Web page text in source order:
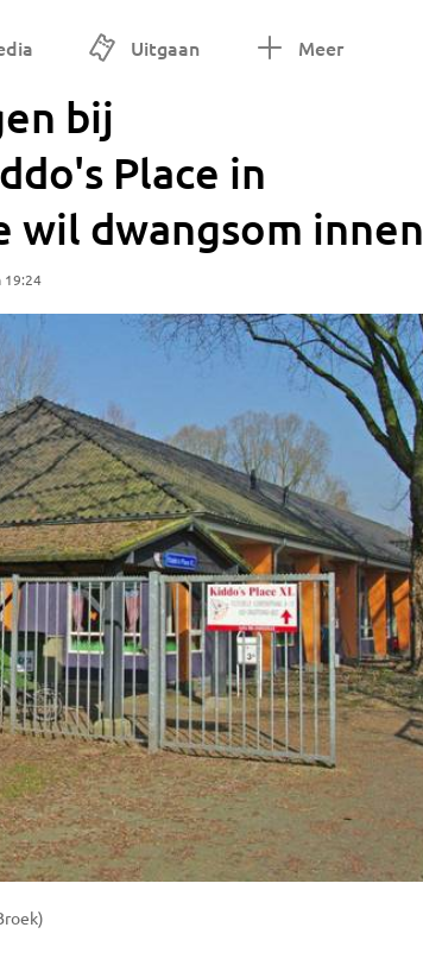
Uitgaan Meer
bij
Place in
wil dwangsom innen
19:24